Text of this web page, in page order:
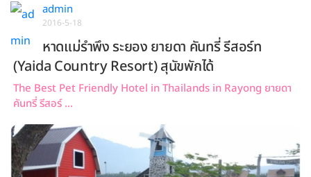
admin
2016-5-18
หาดแม่รำพึง ระยอง ยายดา คันทรี่ รีสอร์ท
(Yaida Country Resort) สุนัขพักได้
The Best Pet Friendly Hotel in Thailands in Rayong ยายดา
คันทรี่ รีสอร์ ...